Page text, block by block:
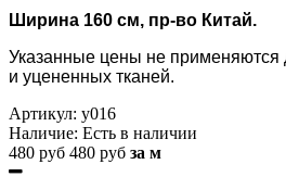
Ширина 160 см, пр-во Китай.
Указанные цены не применяются
и уцененных тканей.
Артикул: y016
Наличие: Есть в наличии
480 руб 480 руб за м